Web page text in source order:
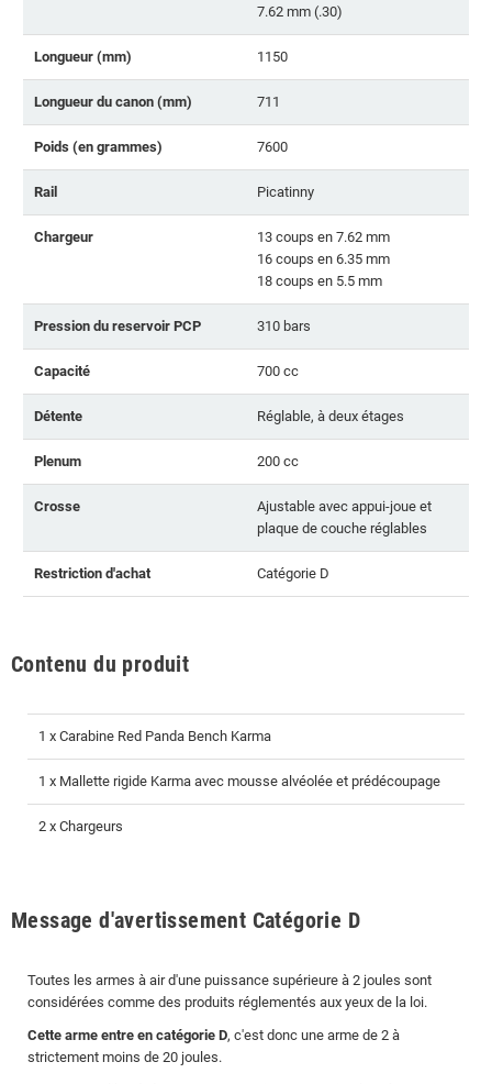
7.62 mm (.30)
Longueur (mm) 1150
Longueur du canon (mm) 711
Poids (en grammes) 7600
Rail Picatinny
Chargeur
13 coups en 7.62 mm
16 coups en 6.35 mm
18 coups en 5.5 mm
Pression du reservoir PCP 310 bars
Capacité 700 cc
Détente Réglable, à deux étages
Plenum 200 cc
Crosse
Ajustable avec appui-joue et
plaque de couche réglables
Restriction d'achat Catégorie D
Contenu du produit
1 x Carabine Red Panda Bench Karma
1 x Mallette rigide Karma avec mousse alvéolée et prédécoupage
2 x Chargeurs
Message d'avertissement Catégorie D
Toutes les armes à air d'une puissance supérieure à 2 joules sont
considérées comme des produits réglementés aux yeux de la loi.
Cette arme entre en catégorie D, c'est donc une arme de 2 à
strictement moins de 20 joules.